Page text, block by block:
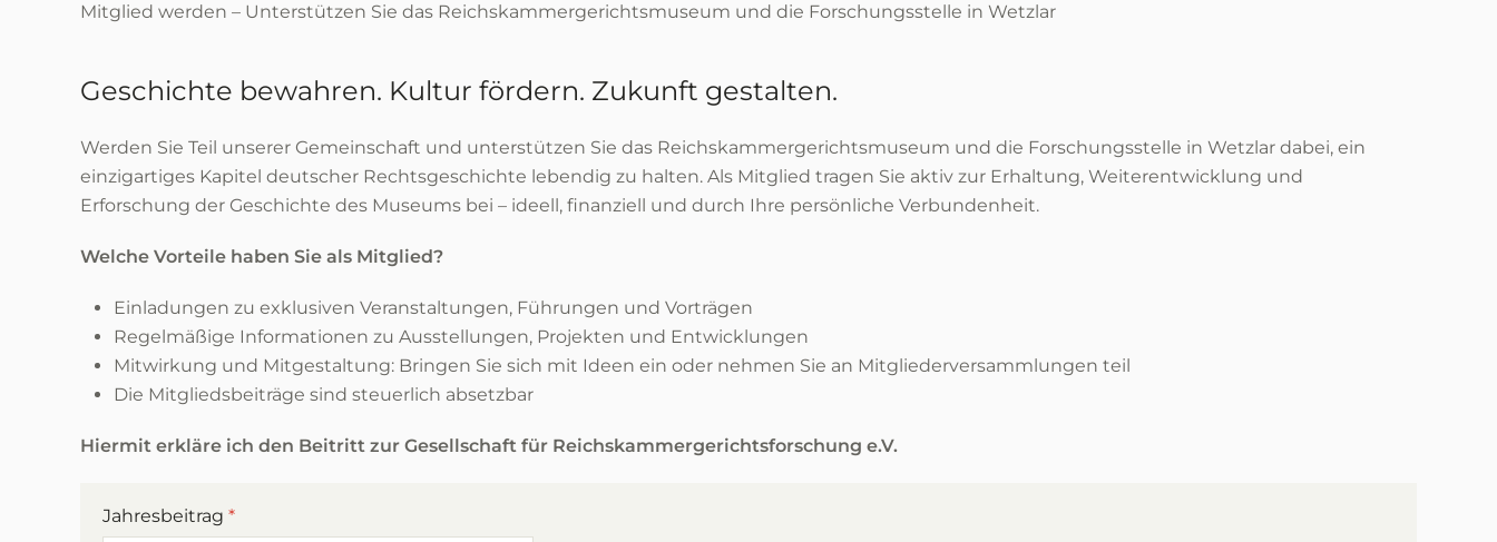
Mitglied werden – Unterstützen Sie das Reichskammergerichtsmuseum und die Forschungsstelle in Wetzlar
Geschichte bewahren. Kultur fördern. Zukunft gestalten.
Werden Sie Teil unserer Gemeinschaft und unterstützen Sie das Reichskammergerichtsmuseum und die Forschungsstelle in Wetzlar dabei, ein
einzigartiges Kapitel deutscher Rechtsgeschichte lebendig zu halten. Als Mitglied tragen Sie aktiv zur Erhaltung, Weiterentwicklung und
Erforschung der Geschichte des Museums bei – ideell, finanziell und durch Ihre persönliche Verbundenheit.
Welche Vorteile haben Sie als Mitglied?
Einladungen zu exklusiven Veranstaltungen, Führungen und Vorträgen
Regelmäßige Informationen zu Ausstellungen, Projekten und Entwicklungen
Mitwirkung und Mitgestaltung: Bringen Sie sich mit Ideen ein oder nehmen Sie an Mitgliederversammlungen teil
Die Mitgliedsbeiträge sind steuerlich absetzbar
Hiermit erkläre ich den Beitritt zur Gesellschaft für Reichskammergerichtsforschung e.V.
Jahresbeitrag *